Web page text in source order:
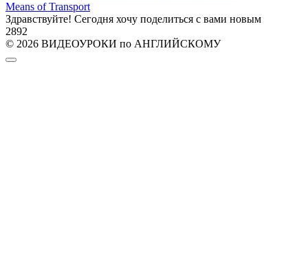
Means of Transport
Здравствуйте! Сегодня хочу поделиться с вами новым
2892
© 2026 ВИДЕОУРОКИ по АНГЛИЙСКОМУ